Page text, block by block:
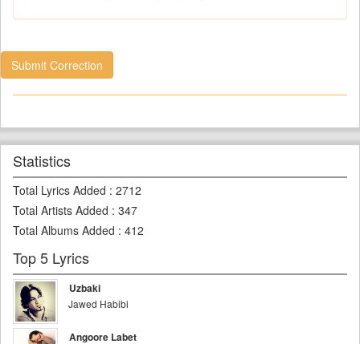
Submit Correction
Statistics
Total Lyrics Added : 2712
Total Artists Added : 347
Total Albums Added : 412
Top 5 Lyrics
Uzbaki
Jawed Habibi
Angoore Labet